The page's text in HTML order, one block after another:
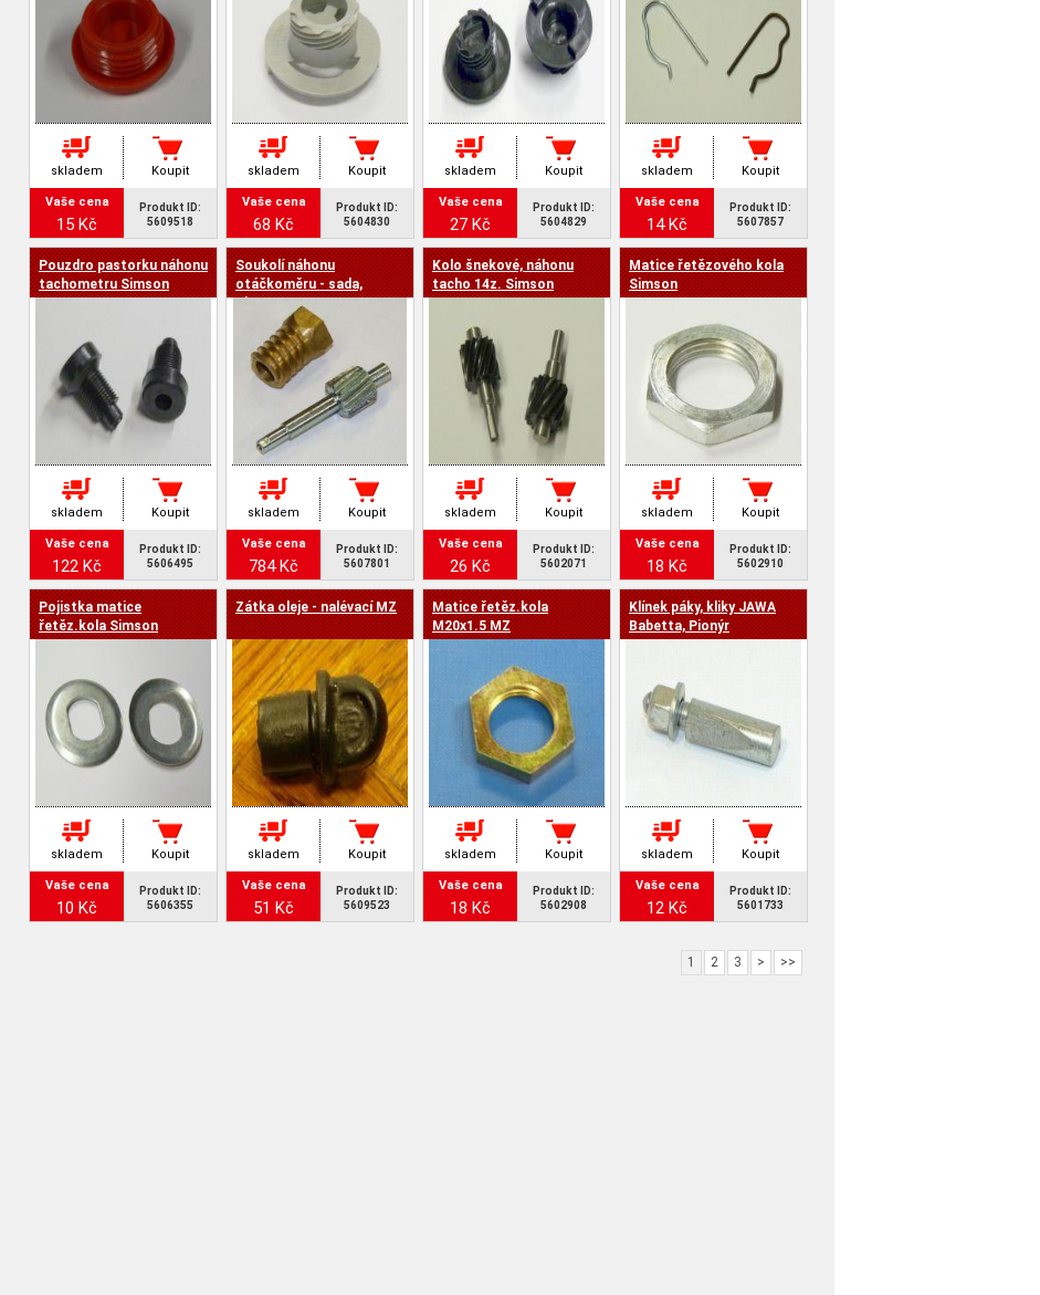
skladem Koupit
Vaše cena
15 Kč
Produkt ID:
5609518
skladem Koupit
Vaše cena
68 Kč
Produkt ID:
5604830
skladem Koupit
Vaše cena
27 Kč
Produkt ID:
5604829
skladem Koupit
Vaše cena
14 Kč
Produkt ID:
5607857
Pouzdro pastorku náhonu
tachometru Simson
skladem Koupit
Vaše cena
122 Kč
Produkt ID:
5606495
Soukolí náhonu
otáčkoměru - sada,
Simson S 51
skladem Koupit
Vaše cena
784 Kč
Produkt ID:
5607801
Kolo šnekové, náhonu
tacho 14z. Simson
skladem Koupit
Vaše cena
26 Kč
Produkt ID:
5602071
Matice řetězového kola
Simson
skladem Koupit
Vaše cena
18 Kč
Produkt ID:
5602910
Pojistka matice
řetěz.kola Simson
skladem Koupit
Vaše cena
10 Kč
Produkt ID:
5606355
Zátka oleje - nalévací MZ
skladem Koupit
Vaše cena
51 Kč
Produkt ID:
5609523
Matice řetěz.kola
M20x1.5 MZ
skladem Koupit
Vaše cena
18 Kč
Produkt ID:
5602908
Klínek páky, kliky JAWA
Babetta, Pionýr
skladem Koupit
Vaše cena
12 Kč
Produkt ID:
5601733
1 2 3 > >>